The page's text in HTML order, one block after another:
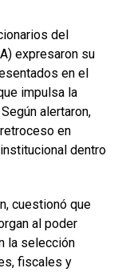
del
expresaron su
en el
impulsa la
alertaron,
en
dentro
cuestionó que
al poder
la selección
fiscales y